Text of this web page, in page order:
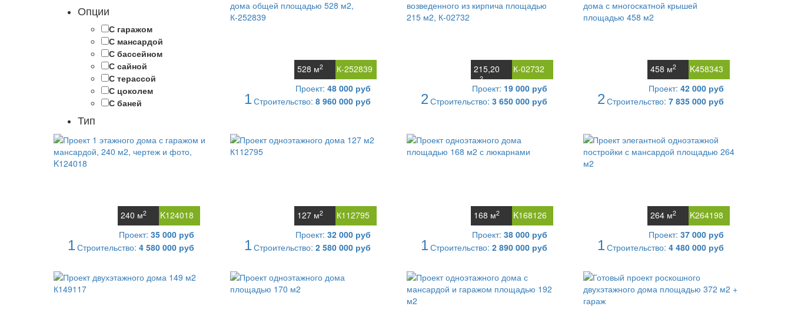
Опции
С гаражом
С мансардой
С бассейном
С сайной
С терассой
С цоколем
С баней
Тип
Элитные
Коттеджи
К-252839
528 м2
1
Проект: 48 000 руб
Строительство: 8 960 000 руб
К-02732
215,20
м2
2
Проект: 19 000 руб
Строительство: 3 650 000 руб
K458343
458 м2
2
Проект: 42 000 руб
Строительство: 7 835 000 руб
K124018
240 м2
1
Проект: 35 000 руб
Строительство: 4 580 000 руб
К112795
127 м2
1
Проект: 32 000 руб
Строительство: 2 580 000 руб
K168126
168 м2
1
Проект: 38 000 руб
Строительство: 2 890 000 руб
K264198
264 м2
1
Проект: 37 000 руб
Строительство: 4 480 000 руб